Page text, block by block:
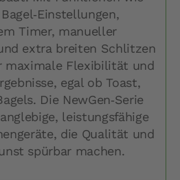
Timer, manueller
extra breiten Schlitzen
maximale Flexibilität und
egal ob Toast,
Die NewGen‑Serie
leistungsfähige
die Qualität und
spürbar machen.